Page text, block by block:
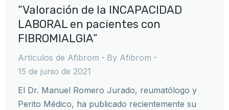
“Valoración de la INCAPACIDAD
LABORAL en pacientes con
FIBROMIALGIA”
Artículos de Afibrom By Afibrom
15 de junio de 2021
El Dr. Manuel Romero Jurado, reumatólogo y
Perito Médico, ha publicado recientemente su